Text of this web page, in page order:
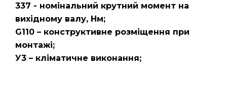
337 - номінальний крутний момент на
вихідному валу, Нм;
G110 – конструктивне розміщення при
монтажі;
У3 – кліматичне виконання;